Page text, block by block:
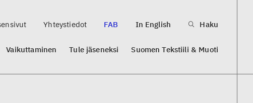
Yhteystiedot FAB In English Haku
Vaikuttaminen Tule jäseneksi Suomen Tekstiili & Muoti